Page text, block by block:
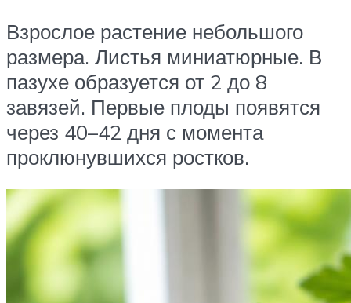
Взрослое растение небольшого
размера. Листья миниатюрные. В
пазухе образуется от 2 до 8
завязей. Первые плоды появятся
через 40–42 дня с момента
проклюнувшихся ростков.